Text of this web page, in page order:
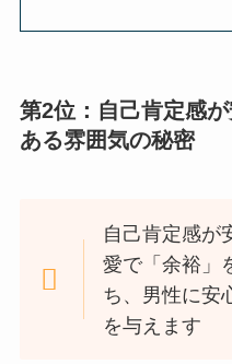
第2位：自己肯定感
ある雰囲気の秘密
自己肯定感が
愛で「余裕」
ち、男性に安
を与えます